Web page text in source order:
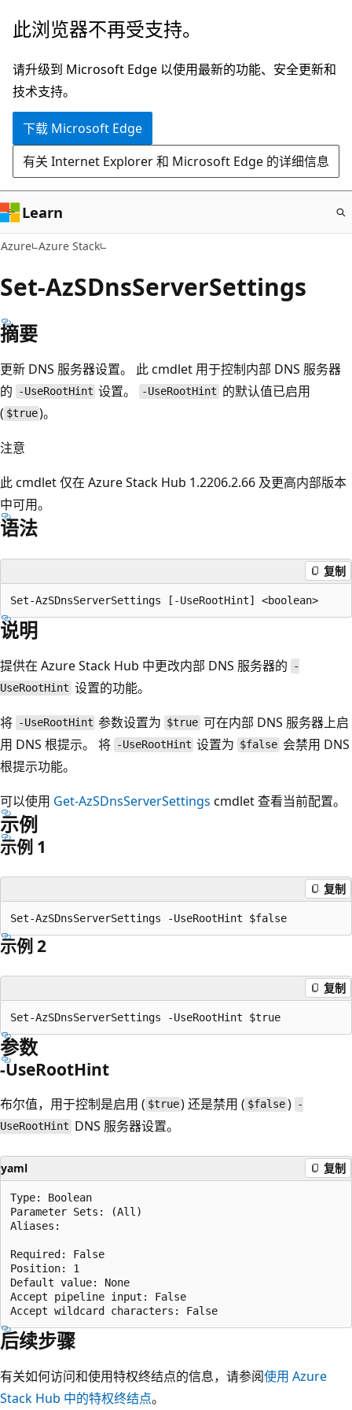
跳
主
要
内
此浏览器不再受支持。
请升级到 Microsoft Edge 以使用最新的功能、安全更新和
技术支持。
下载 Microsoft Edge
有关 Internet Explorer 和 Microsoft Edge 的详细信息
Learn
Azure Azure Stack
Set-AzSDnsServerSettings
摘要
更新 DNS 服务器设置。 此 cmdlet 用于控制内部 DNS 服务器
的
-UseRootHint 设置。 -UseRootHint 的默认值已启用
( $true)。
注意
此 cmdlet 仅在 Azure Stack Hub 1.2206.2.66 及更高内部版本
中可用。
语法
复制
说明
提供在 Azure Stack Hub 中更改内部 DNS 服务器的
-
UseRootHint 设置的功能。
将 -UseRootHint 参数设置为 $true可在内部 DNS 服务器上启
用 DNS 根提示。 将 -UseRootHint 设置为 $false 会禁用 DNS
根提示功能。
可以使用 Get-AzSDnsServerSettings cmdlet 查看当前配置。
示例
示例 1
复制
示例 2
复制
参数
-UseRootHint
布尔值，用于控制是启用 ( $true) 还是禁用 ( $false) -
UseRootHint DNS 服务器设置。
yaml 复制
Type: Boolean
Parameter Sets: (All)
Aliases:
Required: False
Position: 1
Default value: None
Accept pipeline input: False
后续步骤
有关如何访问和使用特权终结点的信息，请参阅使用 Azure
Stack Hub 中的特权终结点。